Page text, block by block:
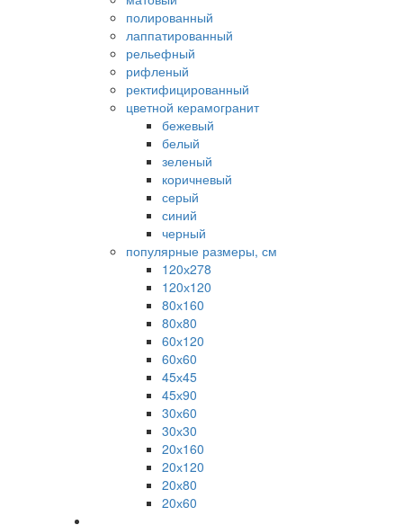
полированный
лаппатированный
рельефный
рифленый
ректифицированный
цветной керамогранит
бежевый
белый
зеленый
коричневый
серый
синий
черный
популярные размеры, см
120х278
120х120
80х160
80х80
60х120
60х60
45х45
45х90
30х60
30х30
20х160
20х120
20х80
20х60